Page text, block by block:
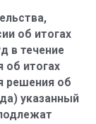
об итогах
в течение
об итогах
решения об
указанный